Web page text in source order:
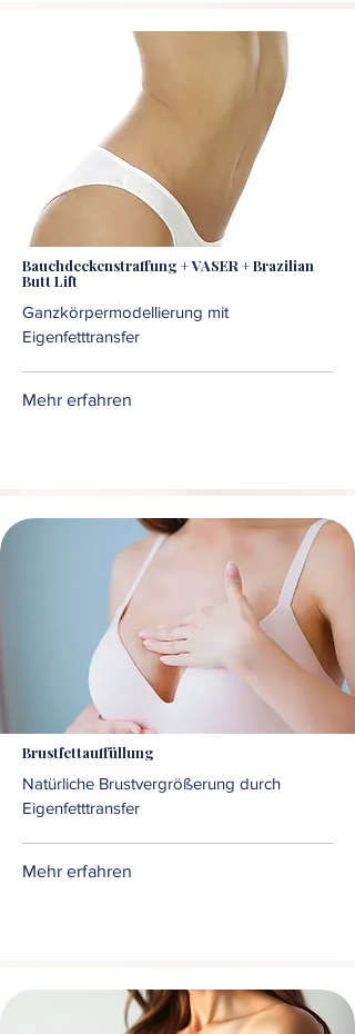
Bauchdeckenstraffung + VASER + Brazilian
Butt Lift
Ganzkörpermodellierung mit
Eigenfetttransfer
Mehr erfahren
Brustfettauffüllung
Natürliche Brustvergrößerung durch
Eigenfetttransfer
Mehr erfahren